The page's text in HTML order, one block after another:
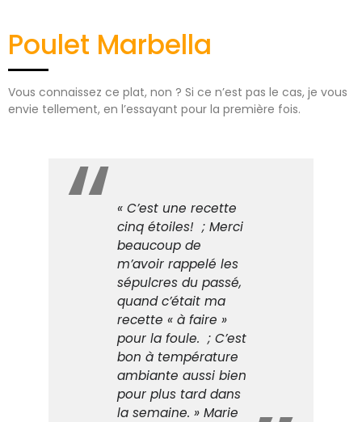
Poulet Marbella
Vous connaissez ce plat, non ? Si ce n’est pas le cas, je vous
envie tellement, en l’essayant pour la première fois.
« C’est une recette
cinq étoiles! ; Merci
beaucoup de
m’avoir rappelé les
sépulcres du passé,
quand c’était ma
recette « à faire »
pour la foule. ; C’est
bon à température
ambiante aussi bien
pour plus tard dans
la semaine. » Marie